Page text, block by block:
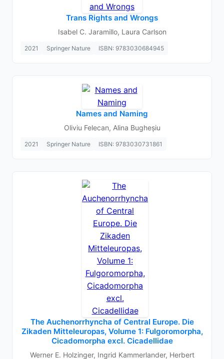
Trans Rights and Wrongs
Isabel C. Jaramillo, Laura Carlson
2021 Springer Nature ISBN: 9783030684945
Names and Naming
Oliviu Felecan, Alina Bugheșiu
2021 Springer Nature ISBN: 9783030731861
The Auchenorrhyncha of Central Europe. Die
Zikaden Mitteleuropas, Volume 1: Fulgoromorpha,
Cicadomorpha excl. Cicadellidae
Werner E. Holzinger, Ingrid Kammerlander, Herbert